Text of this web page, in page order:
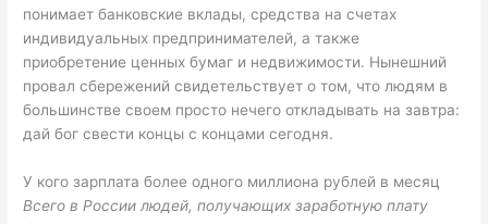
понимает банковские вклады, средства на счетах
индивидуальных предпринимателей, а также
приобретение ценных бумаг и недвижимости. Нынешний
провал сбережений свидетельствует о том, что людям в
большинстве своем просто нечего откладывать на завтра:
дай бог свести концы с концами сегодня.
У кого зарплата более одного миллиона рублей в месяц
Всего в России людей, получающих заработную плату